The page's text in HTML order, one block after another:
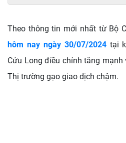
Theo thông tin mới nhất từ Bộ
hôm nay ngày 30/07/2024 tại
Cửu Long điều chỉnh tăng mạnh
Thị trường gạo giao dịch chậm.